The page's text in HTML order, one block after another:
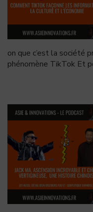
on que c’est la société
phénomène TikTok Et